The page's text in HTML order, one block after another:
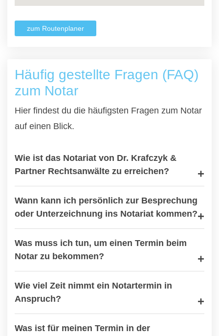
zum Routenplaner
Häufig gestellte Fragen (FAQ)
zum Notar
Hier findest du die häufigsten Fragen zum Notar
auf einen Blick.
Wie ist das Notariat von Dr. Krafczyk &
Partner Rechtsanwälte zu erreichen?
Wann kann ich persönlich zur Besprechung
oder Unterzeichnung ins Notariat kommen?
Was muss ich tun, um einen Termin beim
Notar zu bekommen?
Wie viel Zeit nimmt ein Notartermin in
Anspruch?
Was ist für meinen Termin in der